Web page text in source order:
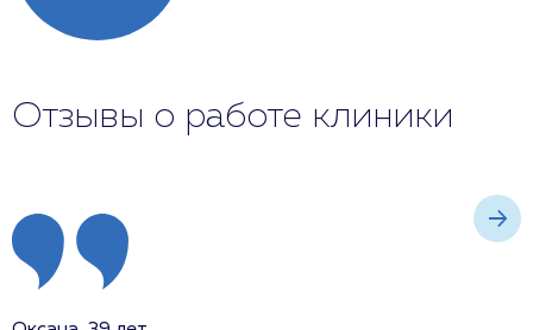
Отзывы о работе клиники